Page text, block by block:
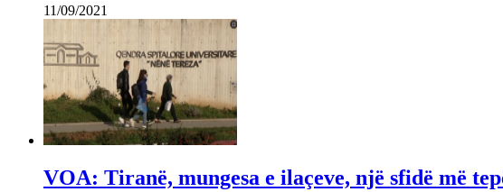
11/09/2021
VOA: Tiranë, mungesa e ilaçeve, një sfidë më